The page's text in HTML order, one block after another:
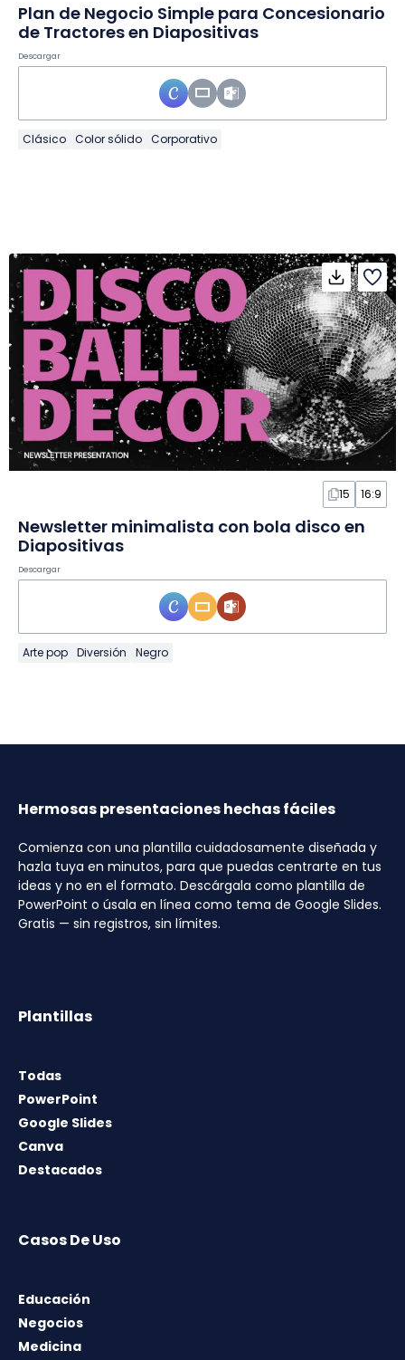
Plan de Negocio Simple para Concesionario
de Tractores en Diapositivas
Descargar
Clásico Color sólido Corporativo
15 16:9
Newsletter minimalista con bola disco en
Diapositivas
Descargar
Arte pop Diversión Negro
Hermosas presentaciones hechas fáciles
Comienza con una plantilla cuidadosamente diseñada y
hazla tuya en minutos, para que puedas centrarte en tus
ideas y no en el formato. Descárgala como plantilla de
PowerPoint o úsala en línea como tema de Google Slides.
Gratis — sin registros, sin límites.
Plantillas
Todas
PowerPoint
Google Slides
Canva
Destacados
Casos De Uso
Educación
Negocios
Medicina